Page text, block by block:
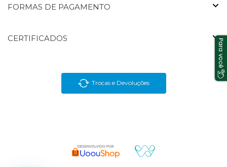
FORMAS DE PAGAMENTO
CERTIFICADOS
Trocas e Devoluções